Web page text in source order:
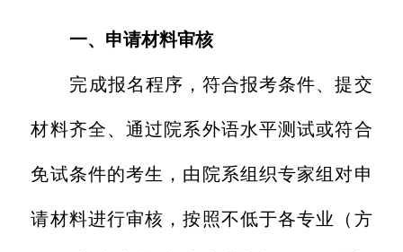
一、 申请材料审核
完成报名程序，符合报考条件、提交
材料齐全、通过院系外语水平测试或符合
免试条件的考生，由院系组织专家组对申
请材料进行审核，按照不低于各专业（方